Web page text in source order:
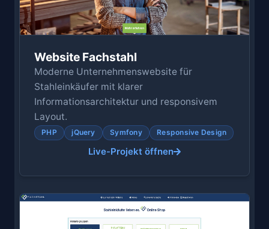
Website Fachstahl
Moderne Unternehmenswebsite für
Stahleinkäufer mit klarer
Informationsarchitektur und responsivem
Layout.
PHP jQuery Symfony Responsive Design
Live-Projekt öffnen